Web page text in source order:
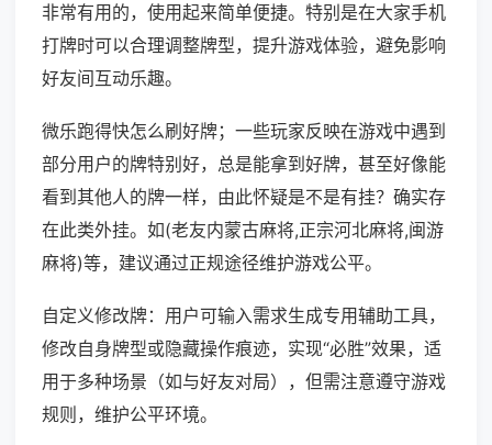
非常有用的，使用起来简单便捷。特别是在大家手机
打牌时可以合理调整牌型，提升游戏体验，避免影响
好友间互动乐趣。
微乐跑得快怎么刷好牌；一些玩家反映在游戏中遇到
部分用户的牌特别好，总是能拿到好牌，甚至好像能
看到其他人的牌一样，由此怀疑是不是有挂？确实存
在此类外挂。如(老友内蒙古麻将,正宗河北麻将,闽游
麻将)等，建议通过正规途径维护游戏公平。
自定义修改牌：用户可输入需求生成专用辅助工具，
修改自身牌型或隐藏操作痕迹，实现“必胜”效果，适
用于多种场景（如与好友对局），但需注意遵守游戏
规则，维护公平环境。